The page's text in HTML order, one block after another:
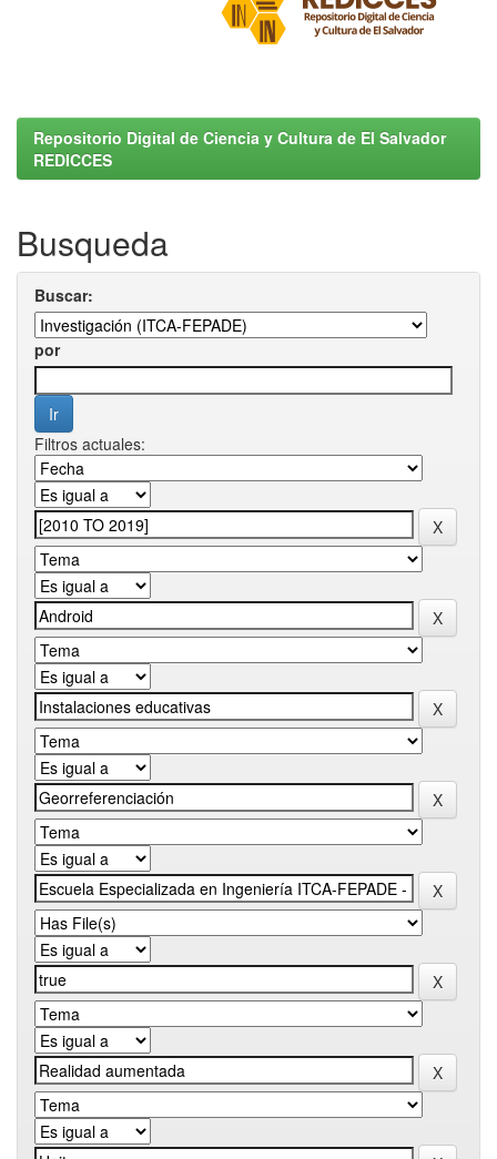
Repositorio Digital de Ciencia y Cultura de El Salvador
REDICCES
Busqueda
Buscar:
por
Filtros actuales: